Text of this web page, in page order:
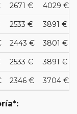
2671 € 4029 €
2533 € 3891 €
2443 € 3801 €
2533 € 3891 €
2346 € 3704 €